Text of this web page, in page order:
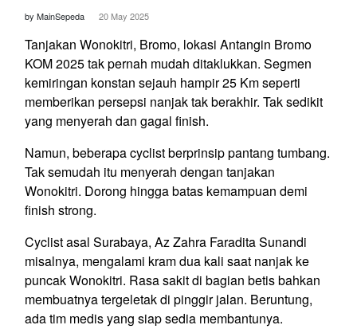
by MainSepeda 20 May 2025
Tanjakan Wonokitri, Bromo, lokasi Antangin Bromo
KOM 2025 tak pernah mudah ditaklukkan. Segmen
kemiringan konstan sejauh hampir 25 Km seperti
memberikan persepsi nanjak tak berakhir. Tak sedikit
yang menyerah dan gagal finish.
Namun, beberapa cyclist berprinsip pantang tumbang.
Tak semudah itu menyerah dengan tanjakan
Wonokitri. Dorong hingga batas kemampuan demi
finish strong.
Cyclist asal Surabaya, Az Zahra Faradita Sunandi
misalnya, mengalami kram dua kali saat nanjak ke
puncak Wonokitri. Rasa sakit di bagian betis bahkan
membuatnya tergeletak di pinggir jalan. Beruntung,
ada tim medis yang siap sedia membantunya.